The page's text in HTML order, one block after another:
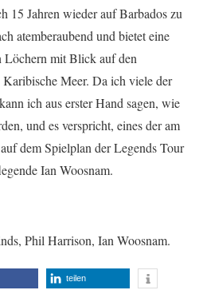
15 Jahren wieder auf Barbados zu
atemberaubend und bietet eine
Löchern mit Blick auf den
Meer. Da ich viele der
ich aus erster Hand sagen, wie
und es verspricht, eines der am
dem Spielplan der Legends Tour
Ian Woosnam.
Phil Harrison, Ian Woosnam.
teilen